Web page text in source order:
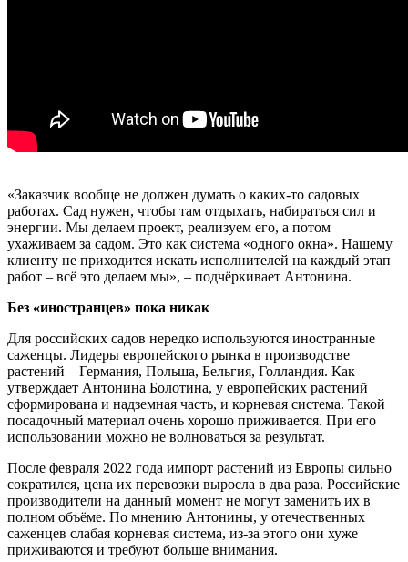
«Заказчик вообще не должен думать о каких-то садовых
работах. Сад нужен, чтобы там отдыхать, набираться сил и
энергии. Мы делаем проект, реализуем его, а потом
ухаживаем за садом. Это как система «одного окна». Нашему
клиенту не приходится искать исполнителей на каждый этап
работ – всё это делаем мы», – подчёркивает Антонина.
Без «иностранцев» пока никак
Для российских садов нередко используются иностранные
саженцы. Лидеры европейского рынка в производстве
растений – Германия, Польша, Бельгия, Голландия. Как
утверждает Антонина Болотина, у европейских растений
сформирована и надземная часть, и корневая система. Такой
посадочный материал очень хорошо приживается. При его
использовании можно не волноваться за результат.
После февраля 2022 года импорт растений из Европы сильно
сократился, цена их перевозки выросла в два раза. Российские
производители на данный момент не могут заменить их в
полном объёме. По мнению Антонины, у отечественных
саженцев слабая корневая система, из-за этого они хуже
приживаются и требуют больше внимания.